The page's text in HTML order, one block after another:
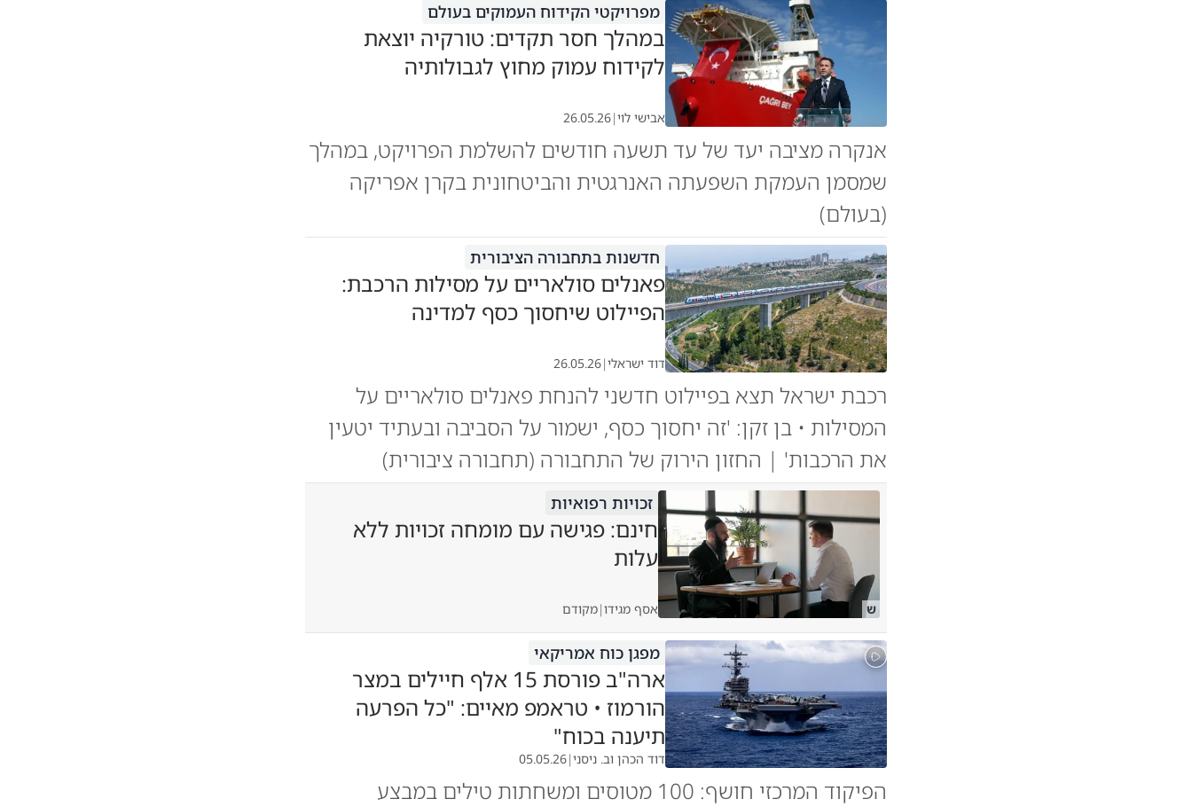
מפרויקטי הקידוח העמוקים בעולם
במהלך חסר תקדים: טורקיה יוצאת
לקידוח עמוק מחוץ לגבולותיה
אבישי לוי|
26.05.26
אנקרה מציבה יעד של עד תשעה חודשים להשלמת הפרויקט, במהלך
שמסמן העמקת השפעתה האנרגטית והביטחונית בקרן אפריקה
(בעולם)
חדשנות בתחבורה הציבורית
פאנלים סולאריים על מסילות הרכבת:
הפיילוט שיחסוך כסף למדינה
דוד ישראלי|
26.05.26
רכבת ישראל תצא בפיילוט חדשני להנחת פאנלים סולאריים על
המסילות • בן זקן: 'זה יחסוך כסף, ישמור על הסביבה ובעתיד יטעין
את הרכבות' | החזון הירוק של התחבורה (תחבורה ציבורית)
ש
זכויות רפואיות
חינם: פגישה עם מומחה זכויות ללא
עלות
אסף מגידו|מקודם
מפגן כוח אמריקאי
ארה"ב פורסת 15 אלף חיילים במצר
הורמוז • טראמפ מאיים: "כל הפרעה
תיענה בכוח"
דוד הכהן וב. ניסני|
05.05.26
הפיקוד המרכזי חושף: 100 מטוסים ומשחתות טילים במבצע